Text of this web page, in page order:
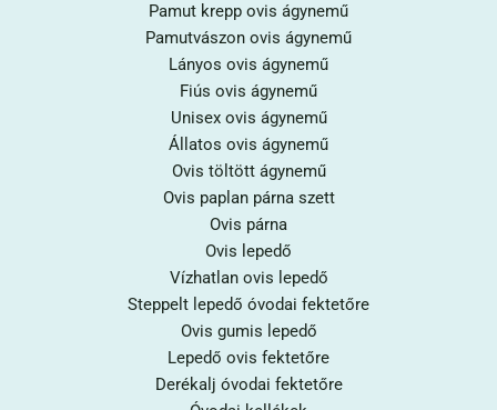
Pamut krepp ovis ágynemű
Pamutvászon ovis ágynemű
Lányos ovis ágynemű
Fiús ovis ágynemű
Unisex ovis ágynemű
Állatos ovis ágynemű
Ovis töltött ágynemű
Ovis paplan párna szett
Ovis párna
Ovis lepedő
Vízhatlan ovis lepedő
Steppelt lepedő óvodai fektetőre
Ovis gumis lepedő
Lepedő ovis fektetőre
Derékalj óvodai fektetőre